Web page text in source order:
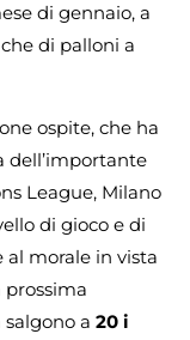
di gennaio, a
che di palloni a
ospite, che ha
dell’importante
League, Milano
di gioco e di
morale in vista
prossima
a 20 i